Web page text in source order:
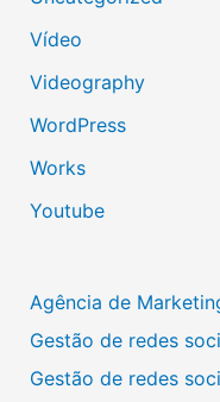
Vídeo
Videography
WordPress
Works
Youtube
Agência de
Gestão de redes
Gestão de redes